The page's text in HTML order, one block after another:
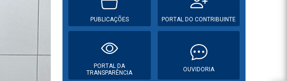
PUBLICAÇÕES PORTAL DO CONTRIBUINTE
PORTAL DA
TRANSPARÊNCIA
OUVIDORIA